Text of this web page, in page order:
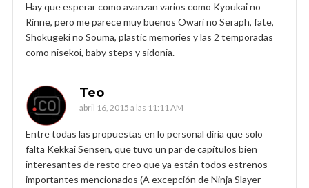
Hay que esperar como avanzan varios como Kyoukai no
Rinne, pero me parece muy buenos Owari no Seraph, fate,
Shokugeki no Souma, plastic memories y las 2 temporadas
como nisekoi, baby steps y sidonia.
Teo
abril 16, 2015 a las 11:11 AM
Entre todas las propuestas en lo personal diría que solo
falta Kekkai Sensen, que tuvo un par de capítulos bien
interesantes de resto creo que ya están todos estrenos
importantes mencionados (A excepción de Ninja Slayer